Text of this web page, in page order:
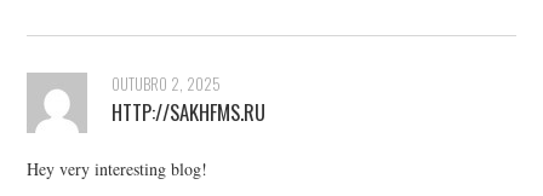
OUTUBRO 2, 2025
HTTP://SAKHFMS.RU
Hey very interesting blog!